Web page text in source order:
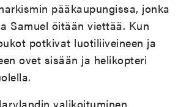
pääkaupungissa, jonka
Samuel öitään viettää. Kun
potkivat luotiliiveineen ja
ovet sisään ja helikopteri
valikoituminen